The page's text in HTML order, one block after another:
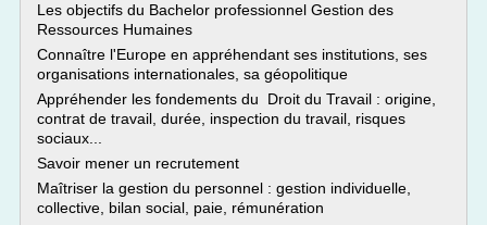
Les objectifs du Bachelor professionnel Gestion des
Ressources Humaines
Connaître l'Europe en appréhendant ses institutions, ses
organisations internationales, sa géopolitique
Appréhender les fondements du Droit du Travail : origine,
contrat de travail, durée, inspection du travail, risques
sociaux...
Savoir mener un recrutement
Maîtriser la gestion du personnel : gestion individuelle,
collective, bilan social, paie, rémunération